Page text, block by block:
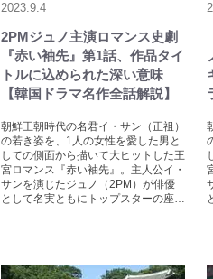
2023.9.4
2PMジュノ主演ロマンス史劇
『赤い袖先』第1話、作品タイ
トルに込められた深い意味
【韓国ドラマ名作全話解説】
朝鮮王朝時代の名君イ・サン（正祖）
の若き姿を、1人の女性を愛した男と
しての側面から描いて大ヒットした王
宮ロマンス『赤い袖先』。主人公イ・
サンを演じたジュノ（2PM）が俳優
として名実ともにトップスターの座…